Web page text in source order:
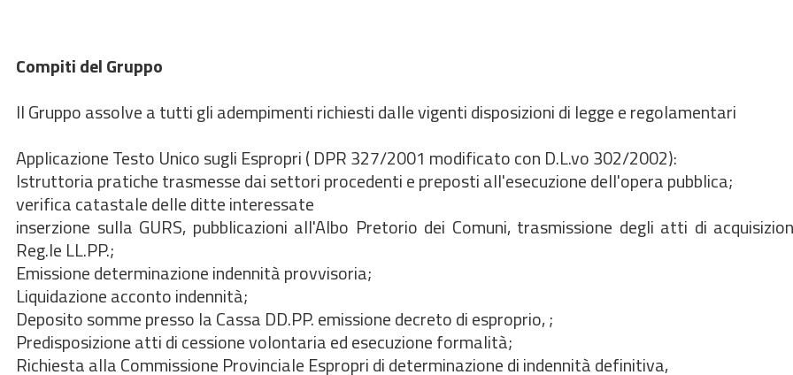
Compiti del Gruppo
Il Gruppo assolve a tutti gli adempimenti richiesti dalle vigenti disposizioni di legge e regolamentari
Applicazione Testo Unico sugli Espropri ( DPR 327/2001 modificato con D.L.vo 302/2002):
Istruttoria pratiche trasmesse dai settori procedenti e preposti all'esecuzione dell'opera pubblica;
verifica catastale delle ditte interessate
inserzione sulla GURS, pubblicazioni all'Albo Pretorio dei Comuni, trasmissione degli atti di
Reg.le LL.PP.;
Emissione determinazione indennità provvisoria;
Liquidazione acconto indennità;
Deposito somme presso la Cassa DD.PP. emissione decreto di esproprio, ;
Predisposizione atti di cessione volontaria ed esecuzione formalità;
Richiesta alla Commissione Provinciale Espropri di determinazione di indennità definitiva,